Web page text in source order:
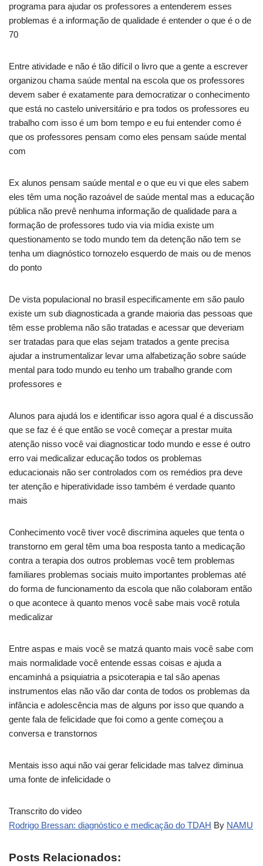
programa para ajudar os professores a entenderem esses
problemas é a informação de qualidade é entender o que é o de
70
Entre atividade e não é tão difícil o livro que a gente a escrever
organizou chama saúde mental na escola que os professores
devem saber é exatamente para democratizar o conhecimento
que está no castelo universitário e pra todos os professores eu
trabalho com isso é um bom tempo e eu fui entender como é
que os professores pensam como eles pensam saúde mental
com
Ex alunos pensam saúde mental e o que eu vi que eles sabem
eles têm uma noção razoável de saúde mental mas a educação
pública não prevê nenhuma informação de qualidade para a
formação de professores tudo via via mídia existe um
questionamento se todo mundo tem da detenção não tem se
tenha um diagnóstico tornozelo esquerdo de mais ou de menos
do ponto
De vista populacional no brasil especificamente em são paulo
existe um sub diagnosticada a grande maioria das pessoas que
têm esse problema não são tratadas e acessar que deveriam
ser tratadas para que elas sejam tratados a gente precisa
ajudar a instrumentalizar levar uma alfabetização sobre saúde
mental para todo mundo eu tenho um trabalho grande com
professores e
Alunos para ajudá los e identificar isso agora qual é a discussão
que se faz é é que então se você começar a prestar muita
atenção nisso você vai diagnosticar todo mundo e esse é outro
erro vai medicalizar educação todos os problemas
educacionais não ser controlados com os remédios pra deve
ter atenção e hiperatividade isso também é verdade quanto
mais
Conhecimento você tiver você discrimina aqueles que tenta o
transtorno em geral têm uma boa resposta tanto a medicação
contra a terapia dos outros problemas você tem problemas
familiares problemas sociais muito importantes problemas até
do forma de funcionamento da escola que não colaboram então
o que acontece à quanto menos você sabe mais você rotula
medicalizar
Entre aspas e mais você se matzá quanto mais você sabe com
mais normalidade você entende essas coisas e ajuda a
encaminhá a psiquiatria a psicoterapia e tal são apenas
instrumentos elas não vão dar conta de todos os problemas da
infância e adolescência mas de alguns por isso que quando a
gente fala de felicidade que foi como a gente começou a
conversa e transtornos
Mentais isso aqui não vai gerar felicidade mas talvez diminua
uma fonte de infelicidade o
Transcrito do video
Rodrigo Bressan: diagnóstico e medicação do TDAH By NAMU
Posts Relacionados: